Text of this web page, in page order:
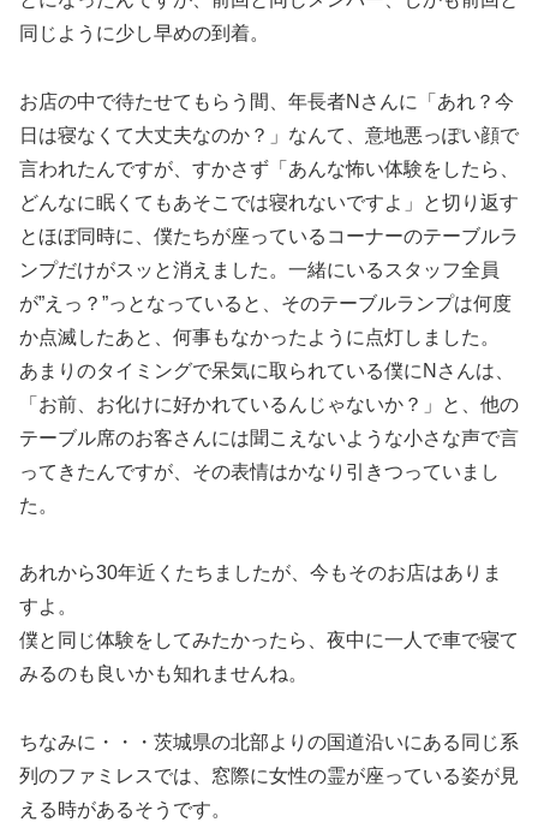
同じように少し早めの到着。
お店の中で待たせてもらう間、年長者Nさんに「あれ？今
日は寝なくて大丈夫なのか？」なんて、意地悪っぽい顔で
言われたんですが、すかさず「あんな怖い体験をしたら、
どんなに眠くてもあそこでは寝れないですよ」と切り返す
とほぼ同時に、僕たちが座っているコーナーのテーブルラ
ンプだけがスッと消えました。一緒にいるスタッフ全員
が”えっ？”っとなっていると、そのテーブルランプは何度
か点滅したあと、何事もなかったように点灯しました。
あまりのタイミングで呆気に取られている僕にNさんは、
「お前、お化けに好かれているんじゃないか？」と、他の
テーブル席のお客さんには聞こえないような小さな声で言
ってきたんですが、その表情はかなり引きつっていまし
た。
あれから30年近くたちましたが、今もそのお店はありま
すよ。
僕と同じ体験をしてみたかったら、夜中に一人で車で寝て
みるのも良いかも知れませんね。
ちなみに・・・茨城県の北部よりの国道沿いにある同じ系
列のファミレスでは、窓際に女性の霊が座っている姿が見
える時があるそうです。